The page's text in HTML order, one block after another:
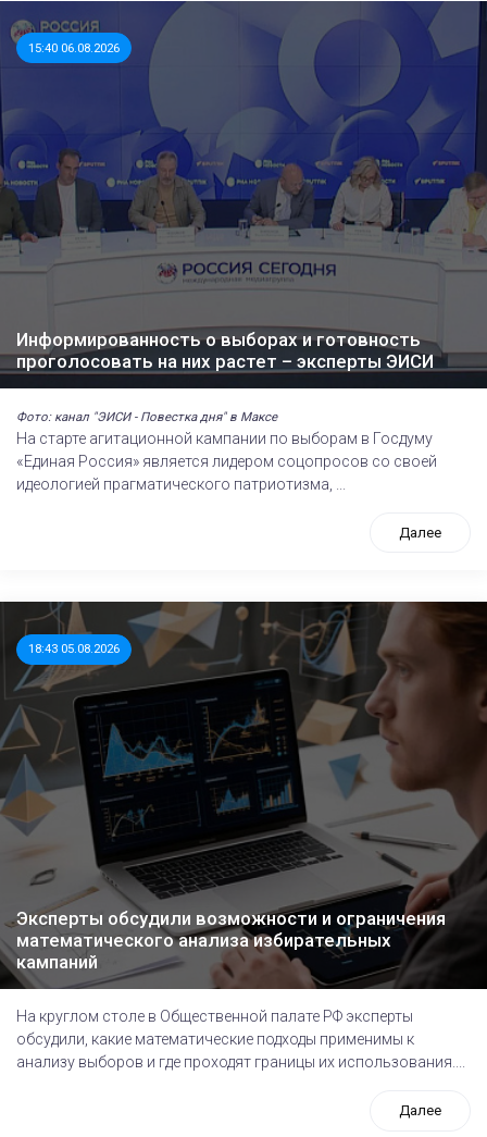
15:40 06.08.2026
Информированность о выборах и готовность
проголосовать на них растет – эксперты ЭИСИ
Фото: канал "ЭИСИ - Повестка дня" в Максе
На старте агитационной кампании по выборам в Госдуму
«Единая Россия» является лидером соцопросов со своей
идеологией прагматического патриотизма, ...
Далее
18:43 05.08.2026
Эксперты обсудили возможности и ограничения
математического анализа избирательных
кампаний
На круглом столе в Общественной палате РФ эксперты
обсудили, какие математические подходы применимы к
анализу выборов и где проходят границы их использования....
Далее